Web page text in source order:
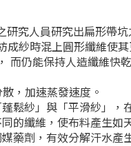
究人員研究出扁形帶
紗時混上圓形纖維使其
而仍能保持人造纖維快
，加速蒸發速度。
鬆紗」與「平滑紗」
的纖維，使布料產生如
藥劑，有效分解汗水產